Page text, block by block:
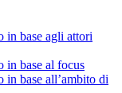
in base agli attori
in base al focus
base all’ambito di